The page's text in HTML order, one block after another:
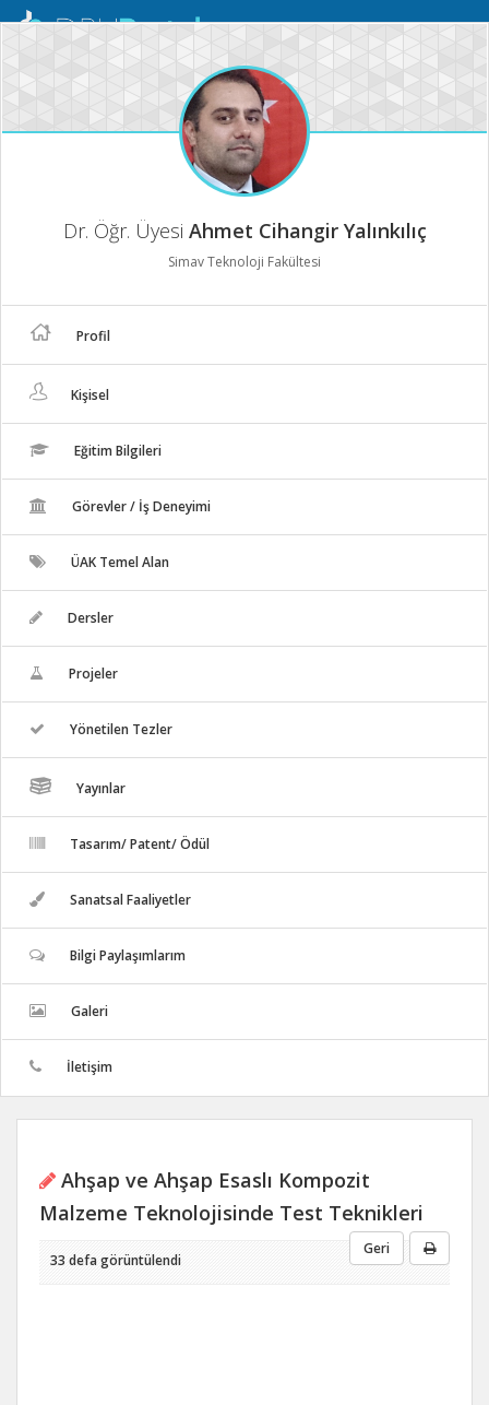
Mobil
Dr. Öğr. Üyesi Ahmet Cihangir Yalınkılıç
Simav Teknoloji Fakültesi
Profil
Kişisel
Eğitim Bilgileri
Görevler / İş Deneyimi
ÜAK Temel Alan
Dersler
Projeler
Yönetilen Tezler
Yayınlar
Tasarım/ Patent/ Ödül
Sanatsal Faaliyetler
Bilgi Paylaşımlarım
Galeri
İletişim
Ahşap ve Ahşap Esaslı Kompozit
Malzeme Teknolojisinde Test Teknikleri
Geri
33 defa görüntülendi